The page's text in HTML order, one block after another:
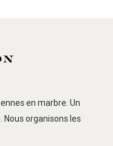
en marbre. Un
organisons les